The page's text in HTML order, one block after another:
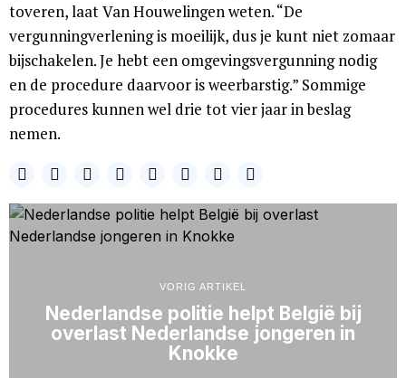
toveren, laat Van Houwelingen weten. “De
vergunningverlening is moeilijk, dus je kunt niet zomaar
bijschakelen. Je hebt een omgevingsvergunning nodig
en de procedure daarvoor is weerbarstig.” Sommige
procedures kunnen wel drie tot vier jaar in beslag
nemen.
VORIG ARTIKEL
Nederlandse politie helpt België bij
overlast Nederlandse jongeren in
Knokke